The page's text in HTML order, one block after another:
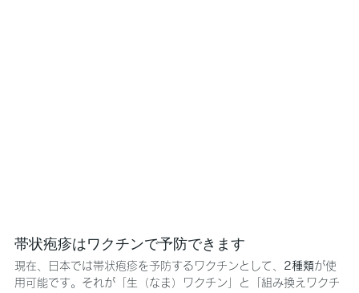
帯状疱疹はワクチンで予防できます
現在、日本では帯状疱疹を予防するワクチンとして、 2種類が使
用可能です。それが「生（なま）ワクチン」と「組み換えワクチ